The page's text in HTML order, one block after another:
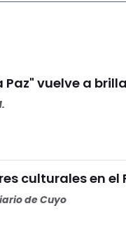
Paz" vuelve a
culturales en el
de Cuyo